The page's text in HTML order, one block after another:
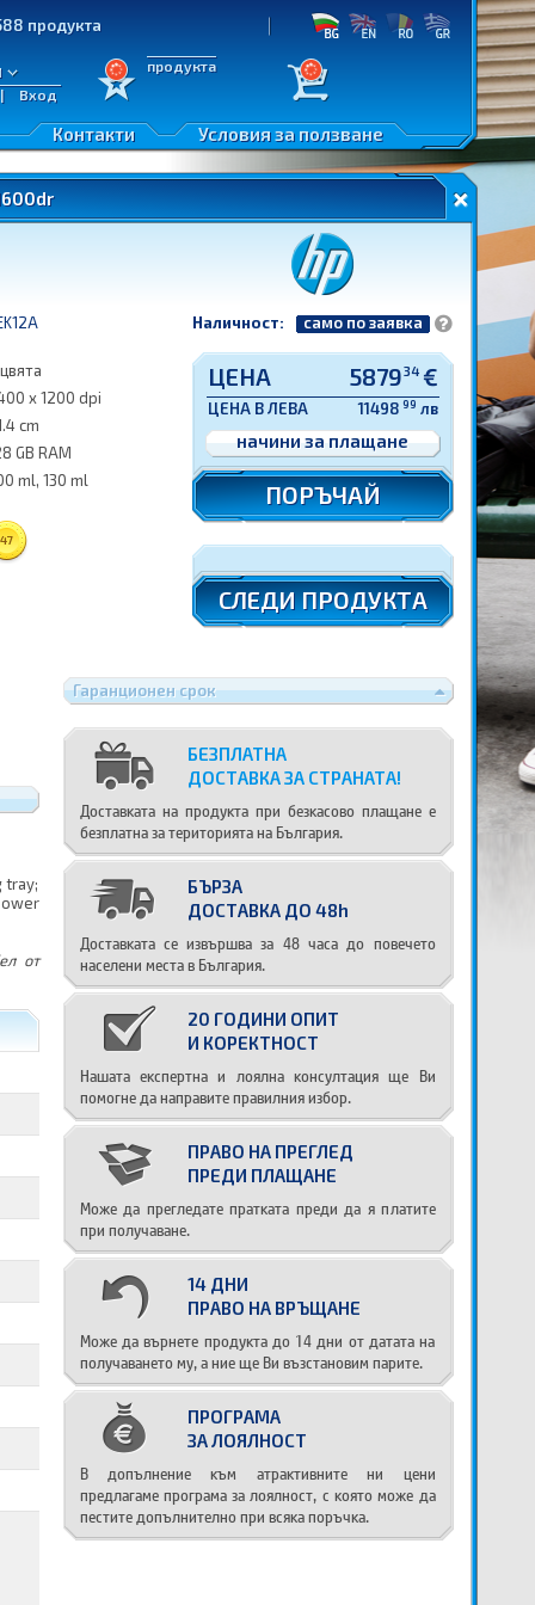
Вход
продукта
Условия за ползване
Контакти
x 1200 dpi
cm
GB RAM
ml, 130 ml
47
Наличност: само по заявка
ЦЕНА 587934 €
ЦЕНА В ЛЕВА 11498 99 лв
начини за плащане
ПОРЪЧАЙ
СЛЕДИ ПРОДУКТА
Гаранционен срок
БЕЗПЛАТНА
ДОСТАВКА ЗА СТРАНАТА!
Доставката на продукта при безкасово плащане е
безплатна за територията на България.
БЪРЗА
ДОСТАВКА ДО 48h
Доставката се извършва за 48 часа до повечето
населени места в България.
20 ГОДИНИ ОПИТ
И КОРЕКТНОСТ
Нашата експертна и лоялна консултация ще Ви
помогне да направите правилния избор.
ПРАВО НА ПРЕГЛЕД
ПРЕДИ ПЛАЩАНЕ
Може да прегледате пратката преди да я платите
при получаване.
14 ДНИ
ПРАВО НА ВРЪЩАНЕ
Може да върнете продукта до 14 дни от датата на
получаването му, а ние ще Ви възстановим парите.
ПРОГРАМА
ЗА ЛОЯЛНОСТ
В допълнение към атрактивните ни цени
предлагаме програма за лоялност, с която може да
пестите допълнително при всяка поръчка.
tray;
от